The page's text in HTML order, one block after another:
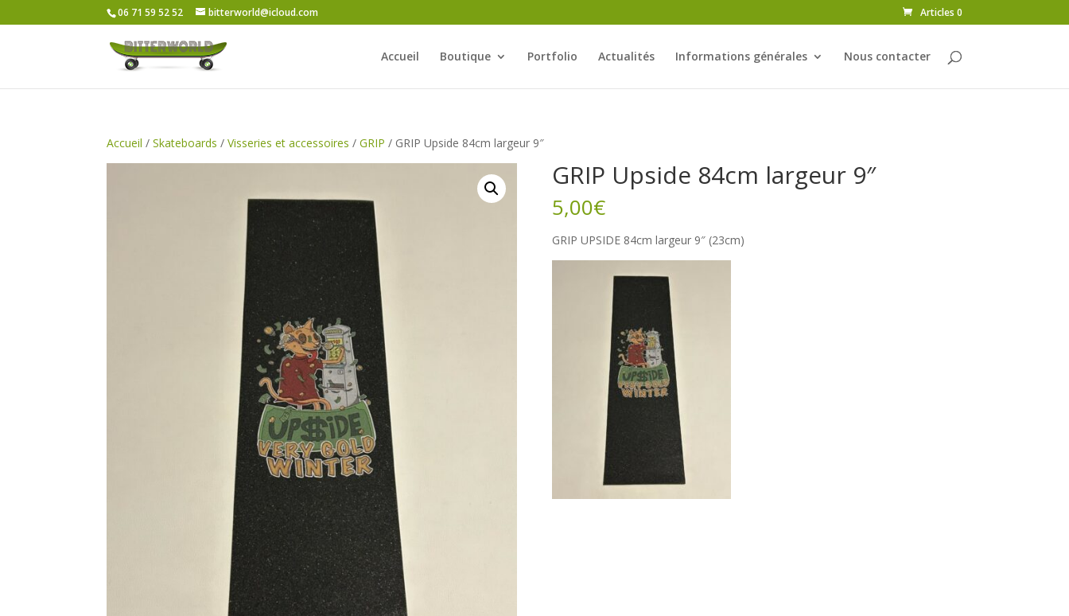
06 71 59 52 52 bitterworld@icloud.com Articles 0
Accueil Boutique Portfolio Actualités Informations générales Nous contacter
Accueil /Skateboards /Visseries et accessoires /GRIP / GRIP Upside 84cm largeur 9″
GRIP Upside 84cm largeur 9″
5,00€
GRIP UPSIDE 84cm largeur 9″ (23cm)